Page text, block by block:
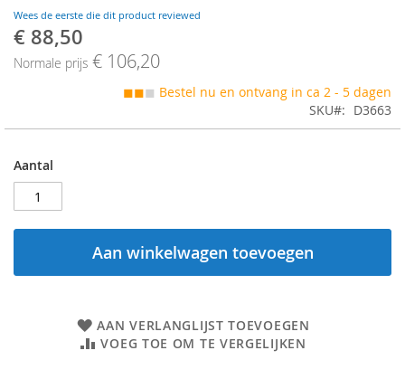
Wees de eerste die dit product reviewed
Speciale
€ 88,50
Normale prijs € 106,20
◼◼◼ Bestel nu en ontvang in ca 2 - 5 dagen
SKU
D3663
Aantal
Aan winkelwagen toevoegen
AAN VERLANGLIJST TOEVOEGEN
VOEG TOE OM TE VERGELIJKEN
the
images
gallery